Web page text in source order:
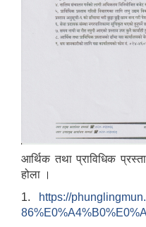
आर्थिक तथा प्राविधिक
होला ।
1.
https://